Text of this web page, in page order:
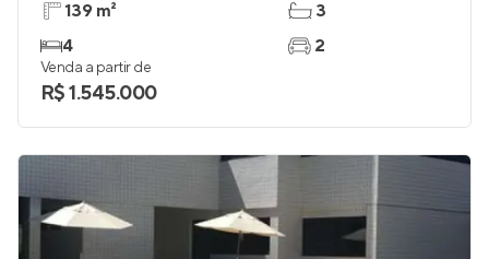
139 m²
4
3
2
Venda a partir de
R$ 1.545.000